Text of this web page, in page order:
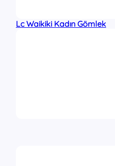
Lc Waikiki Kadın Gömlek